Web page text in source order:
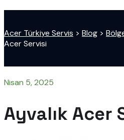
Acer Türkiye Servis > Blog >
Acer Servisi
Nisan 5, 2025
Ayvalık Acer